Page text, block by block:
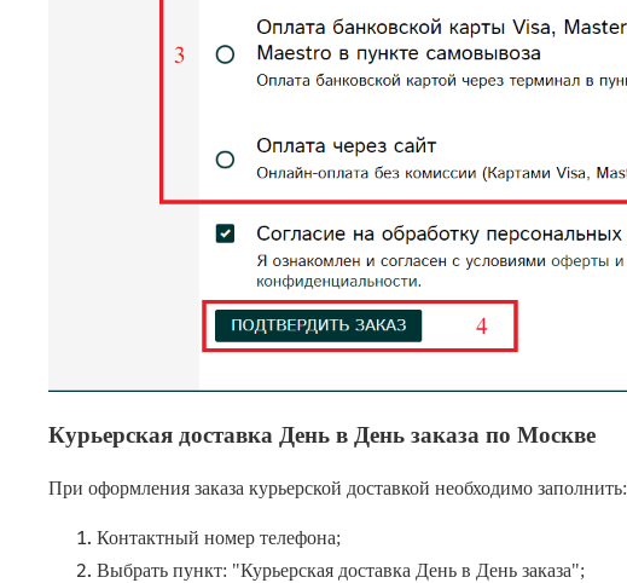
Курьерская доставка День в День заказа по Москве
При оформления заказа курьерской доставкой необходимо заполнить:
Контактный номер телефона;
Выбрать пункт: "Курьерская доставка День в День заказа";